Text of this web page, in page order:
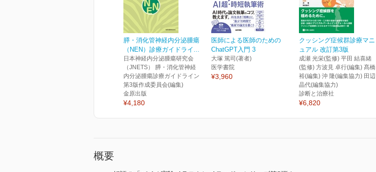
膵・消化管神経内分泌腫瘍
（NEN）診療ガイドライ...
日本神経内分泌腫瘍研究会
（JNETS） 膵・消化管神経
内分泌腫瘍診療ガイドライン
第3版作成委員会(編集)
金原出版
¥4,180
医師による医師のための
ChatGPT入門 3
大塚 篤司(著者)
医学書院
¥3,960
クッシング症候群診療マニ
ュアル 改訂第3版
成瀬 光栄(監修) 平田 結喜緒
(監修) 方波見 卓行(編集) 髙橋
裕(編集) 沖 隆(編集協力) 田辺
晶代(編集協力)
診断と治療社
¥6,820
概要